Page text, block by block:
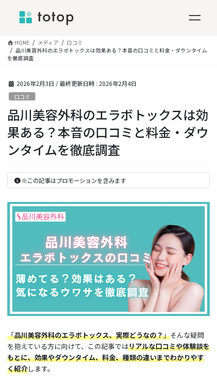
HOME メディア
口コミ
品川美容外科のエラボトックスは効果ある？本音の口コミと料金・ダウンタイム
を徹底調査
2026年2月3日 / 最終更新日時 : 2026年2月4日
口コミ
品川美容外科のエラボトックスは効
果ある？本音の口コミと料金・ダウ
ンタイムを徹底調査
※この記事はプロモーションを含みます
「品川美容外科のエラボトックス、実際どうなの？」そんな疑問
を抱えている方に向けて、この記事ではリアルな口コミや体験談を
もとに、効果やダウンタイム、料金、種類の違いまでわかりやす
く紹介します。